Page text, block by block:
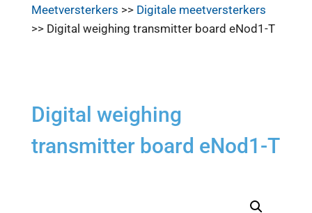
Meetversterkers >> Digitale meetversterkers
>> Digital weighing transmitter board eNod1-T
Digital weighing
transmitter board eNod1-T